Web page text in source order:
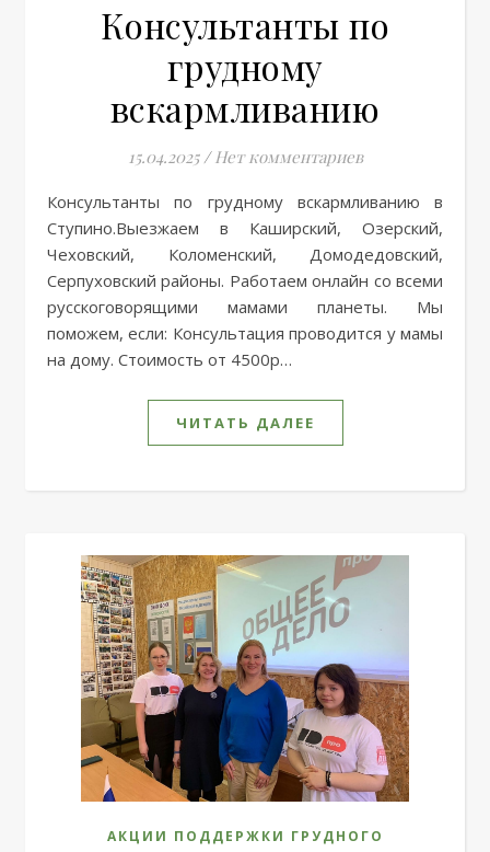
Консультанты по
грудному
вскармливанию
15.04.2025 / Нет комментариев
Консультанты по грудному вскармливанию в
Ступино.Выезжаем в Каширский, Озерский,
Чеховский, Коломенский, Домодедовский,
Серпуховский районы. Работаем онлайн со всеми
русскоговорящими мамами планеты. Мы
поможем, если: Консультация проводится у мамы
на дому. Стоимость от 4500р…
ЧИТАТЬ ДАЛЕЕ
АКЦИИ ПОДДЕРЖКИ ГРУДНОГО